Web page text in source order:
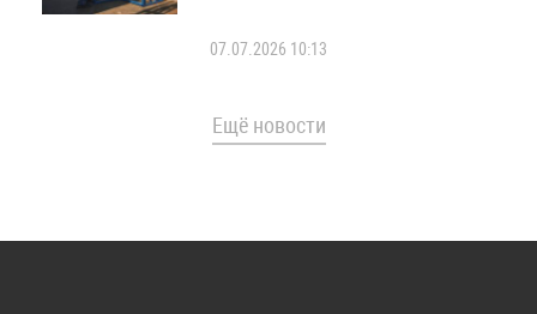
07.07.2026 10:13
Ещё новости